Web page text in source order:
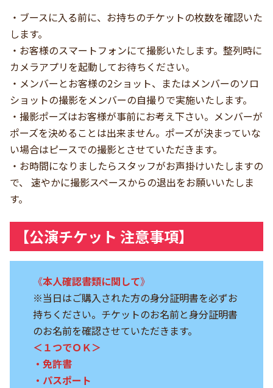
・ブースに入る前に、お持ちのチケットの枚数を確認いた
します。
・お客様のスマートフォンにて撮影いたします。整列時に
カメラアプリを起動してお待ちください。
・メンバーとお客様の2ショット、またはメンバーのソロ
ショットの撮影をメンバーの自撮りで実施いたします。
・撮影ポーズはお客様が事前にお考え下さい。メンバーが
ポーズを決めることは出来ません。ポーズが決まっていな
い場合はピースでの撮影とさせていただきます。
・お時間になりましたらスタッフがお声掛けいたしますの
で、 速やかに撮影スペースからの退出をお願いいたしま
す。
【公演チケット 注意事項】
《本人確認書類に関して》
※当日はご購入された方の身分証明書を必ずお
持ちください。チケットのお名前と身分証明書
のお名前を確認させていただきます。
＜１つでＯＫ＞
・免許書
・パスポート